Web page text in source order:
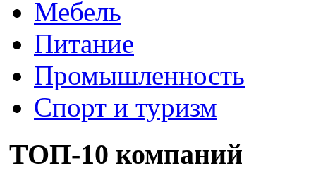
Мебель
Питание
Промышленность
Спорт и туризм
ТОП-10 компаний